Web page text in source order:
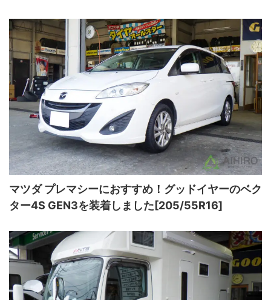
マツダ プレマシーにおすすめ！グッドイヤーのベク
ター4S GEN3を装着しました[205/55R16]